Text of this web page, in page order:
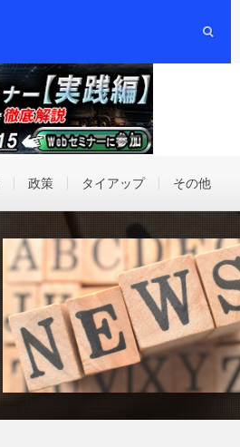
政策 タイアップ その他